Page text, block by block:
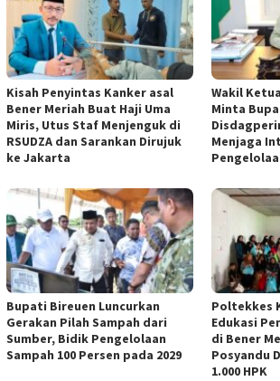
Kisah Penyintas Kanker asal
Bener Meriah Buat Haji Uma
Miris, Utus Staf Menjenguk di
RSUDZA dan Sarankan Dirujuk
ke Jakarta
Wakil
Minta
Menjaga
Bupati Bireuen Luncurkan
Gerakan Pilah Sampah dari
Sumber, Bidik Pengelolaan
Sampah 100 Persen pada 2029
Poltekkes
Edukasi
di Bener
Posyandu
1.000 HPK